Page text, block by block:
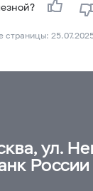
страницы:
ул.
России